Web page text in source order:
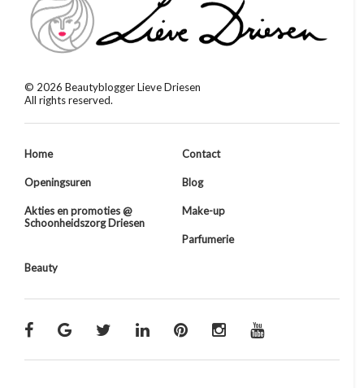
© 2026 Beautyblogger Lieve Driesen
All rights reserved.
Home Contact
Openingsuren Blog
Akties en promoties @
Schoonheidszorg Driesen
Make-up
Parfumerie
Beauty